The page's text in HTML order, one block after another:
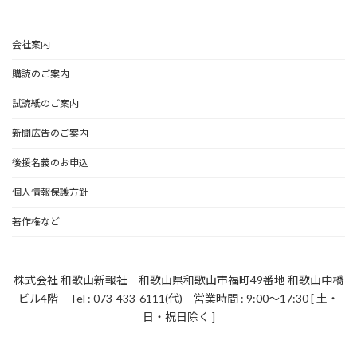
会社案内
購読のご案内
試読紙のご案内
新聞広告のご案内
後援名義のお申込
個人情報保護方針
著作権など
株式会社 和歌山新報社 和歌山県和歌山市福町49番地 和歌山中橋
ビル4階 Tel : 073-433-6111(代) 営業時間 : 9:00～17:30 [ 土・
日・祝日除く ]